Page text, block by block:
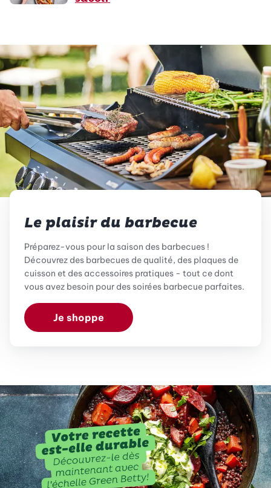
Le plaisir du barbecue
Préparez-vous pour la saison des barbecues !
Découvrez des barbecues de qualité, des plaques de
cuisson et des accessoires pratiques - tout ce dont
vous avez besoin pour des soirées barbecue parfaites.
Je shoppe